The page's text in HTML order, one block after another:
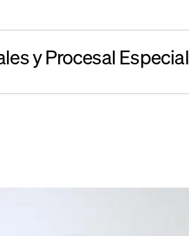
y Procesal Especial